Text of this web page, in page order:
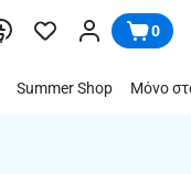
0
Summer Shop Μόνο